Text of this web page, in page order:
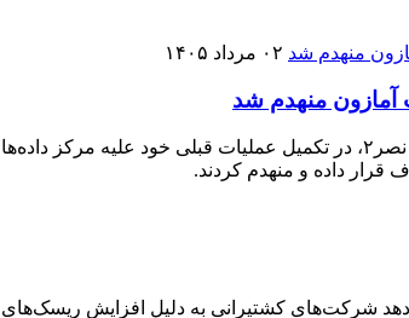
۰۲ مرداد ۱۴۰۵
آمازون منهدم شد
رزمندگان اسلام در موج ۲۷ عملیات نصر۲، در تکمیل
قرار داده و منهدم کردند.
شرکت‌های کشتیرانی به دلیل افزایش ریسک‌های